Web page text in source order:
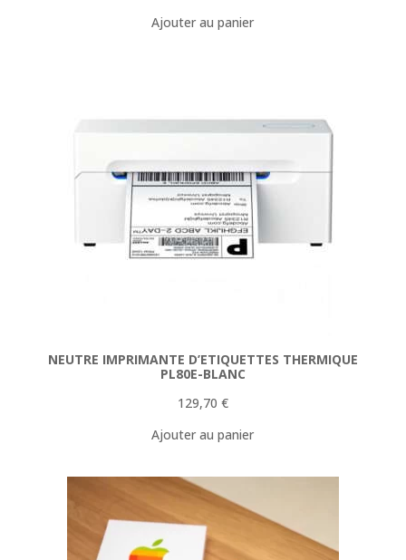
Ajouter au panier
NEUTRE IMPRIMANTE D’ETIQUETTES THERMIQUE
PL80E-BLANC
129,70 €
Ajouter au panier